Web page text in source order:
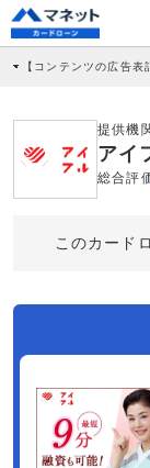
【コンテンツの広告表
社に対して企業から紹
商品を根拠なくPRする
どに基づき、公平性を
>提携企業一覧
提供機
アイ
総合評
このカード